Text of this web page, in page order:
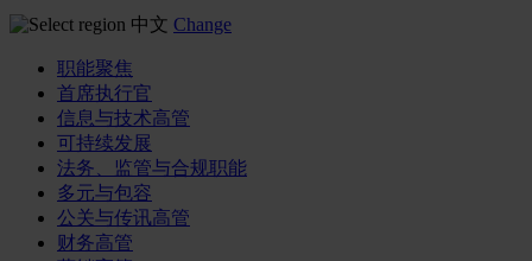
中文 Change
职能聚焦
首席执行官
信息与技术高管
可持续发展
法务、监管与合规职能
多元与包容
公关与传讯高管
财务高管